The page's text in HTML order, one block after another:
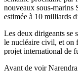
nouveaux sous-marins
estimée à 10 milliards
Les deux dirigeants se
le nucléaire civil, et on
projet international de
Avant de voir